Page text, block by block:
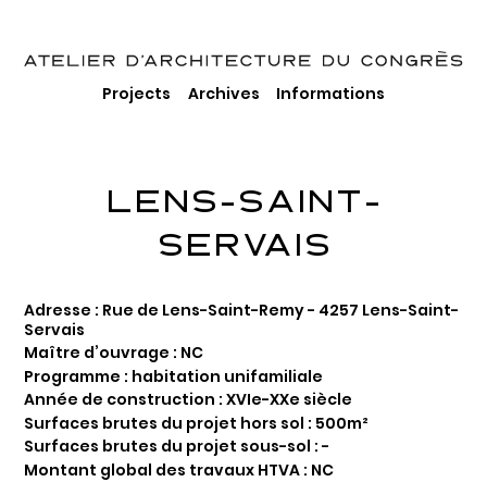
Projects Archives Informations
LENS-SAINT-
SERVAIS
Adresse : Rue de Lens-Saint-Remy - 4257 Lens-Saint-
Servais
Maître d’ouvrage : NC
Programme : habitation unifamiliale
Année de construction : XVIe-XXe siècle
Surfaces brutes du projet hors sol : 500m²
Surfaces brutes du projet sous-sol : -
Montant global des travaux HTVA : NC